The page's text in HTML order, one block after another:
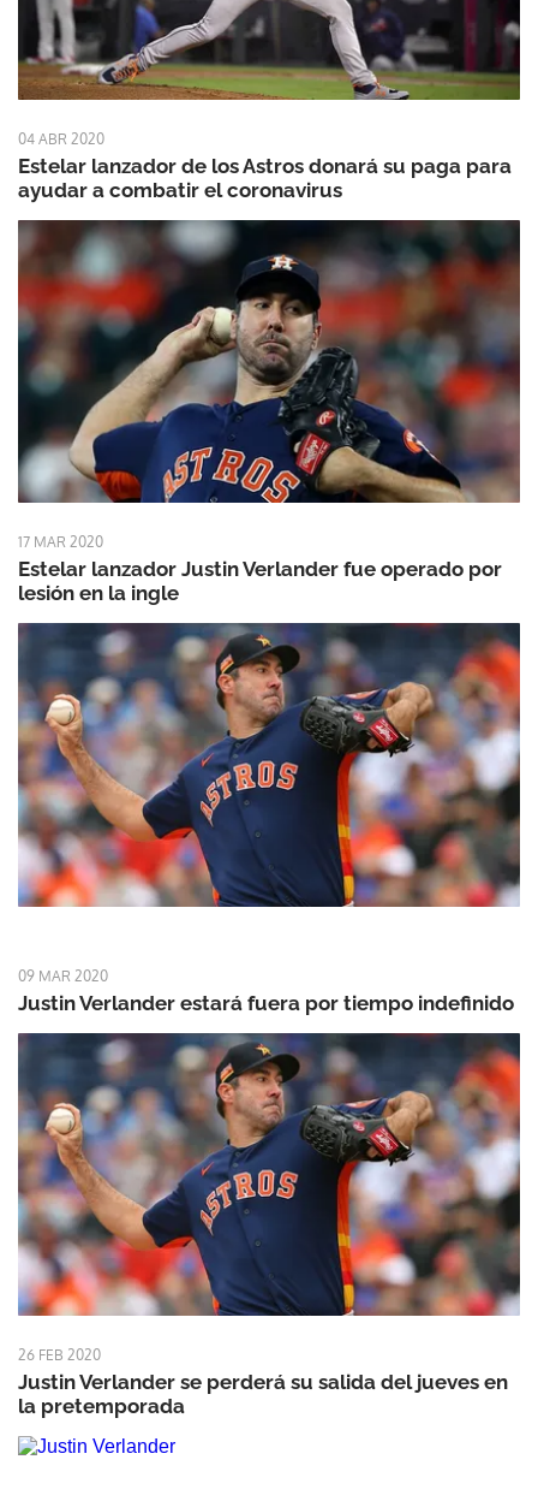
04 ABR 2020
Estelar lanzador de los Astros donará su paga para
ayudar a combatir el coronavirus
17 MAR 2020
Estelar lanzador Justin Verlander fue operado por
lesión en la ingle
09 MAR 2020
Justin Verlander estará fuera por tiempo indefinido
26 FEB 2020
Justin Verlander se perderá su salida del jueves en
la pretemporada